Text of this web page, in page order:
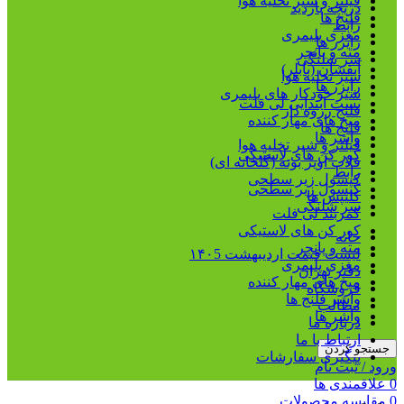
دریچه بازدید
رابط
رایزر ها
سر شلنگی
شیر تخلیه هوا
شیر خودکار های پلیمری
فلنج رزوه دار
فلنج ها
فیلتر و شیر تخلیه هوا
قلاب آویز بوته (گلخانه ای)
کپسول زیر سطحی
کلیپس ها
کمربند لی فلت
کور کن های لاستیکی
مته و پانچر
مغزی پلیمری
میخ های مهار کننده
واشر فلنج ها
واشر ها
جستجو کردن
ورود / ثبت نام
0 علاقمندی ها
0 مقایسه محصولات
فلنج ها
مغزی پلیمری
مته و پانچر
آبفشان (بابلر)
رایزر ها
بست ابتدایی لی فلت
میخ های مهار کننده
واشر ها
کور کن های لاستیکی
رابط
کپسول زیر سطحی
سر شلنگی
خانه
لیست قیمت اردیبهشت ۱۴۰5
دفتر تهران
فروشگاه
مطالب
درباره ما
ارتباط با ما
پیگیری سفارشات